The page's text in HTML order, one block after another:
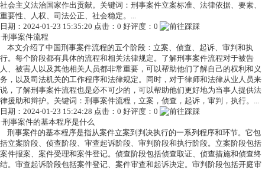
社会主义法治国家作出贡献。关键词：刑事案件立案标准、法律依据、要素、
重要性、人权、司法公正、社会稳定。...
日期：2024-01-23 15:35:20 点击：0 好评度：0
·刑事案件流程
本文介绍了中国刑事案件流程的五个阶段：立案、侦查、起诉、审判和执
行。每个阶段都有具体的流程和相关法律规定。了解刑事案件流程对于被告
人、被害人以及其他相关人员都非常重要，可以帮助他们了解自己的权利和义
务，以及司法机关的工作程序和法律规定。同时，对于律师和法律从业人员来
说，了解刑事案件流程也是必不可少的，可以帮助他们更好地为当事人提供法
律援助和辩护。关键词：刑事案件流程，立案，侦查，起诉，审判，执行。...
日期：2024-01-23 15:24:28 点击：0 好评度：0
·刑事案件的基本程序是什么
刑事案件的基本程序是指从案件立案到判决执行的一系列程序和环节。它包
括立案阶段、侦查阶段、审查起诉阶段、审判阶段和执行阶段。立案阶段包括
案件报案、案件受理和案件登记。侦查阶段包括侦查取证、侦查措施和侦查终
结。审查起诉阶段包括案件登记、案件审查和起诉决定。审判阶段包括开庭审